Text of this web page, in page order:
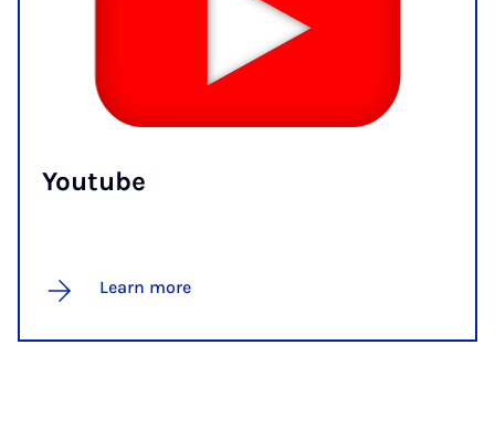
You­tube
Learn more